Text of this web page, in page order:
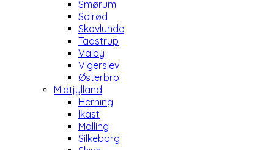
Smørum
Solrød
Skovlunde
Taastrup
Valby
Vigerslev
Østerbro
Midtjylland
Herning
Ikast
Malling
Silkeborg